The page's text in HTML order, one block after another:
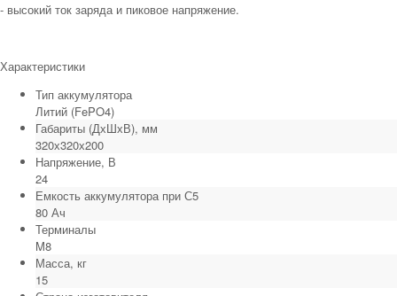
- высокий ток заряда и пиковое напряжение.
Характеристики
Тип аккумулятора
Литий (FePO4)
Габариты (ДхШхВ), мм
320х320х200
Напряжение, В
24
Емкость аккумулятора при С5
80 Ач
Терминалы
M8
Масса, кг
15